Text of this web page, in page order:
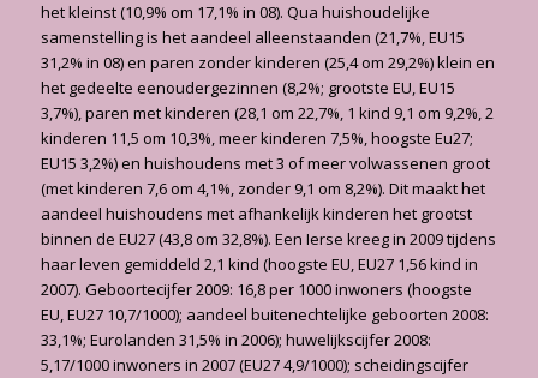
het kleinst (10,9% om 17,1% in 08). Qua huishoudelijke
samenstelling is het aandeel alleenstaanden (21,7%, EU15
31,2% in 08) en paren zonder kinderen (25,4 om 29,2%) klein en
het gedeelte eenoudergezinnen (8,2%; grootste EU, EU15
3,7%), paren met kinderen (28,1 om 22,7%, 1 kind 9,1 om 9,2%, 2
kinderen 11,5 om 10,3%, meer kinderen 7,5%, hoogste Eu27;
EU15 3,2%) en huishoudens met 3 of meer volwassenen groot
(met kinderen 7,6 om 4,1%, zonder 9,1 om 8,2%). Dit maakt het
aandeel huishoudens met afhankelijk kinderen het grootst
binnen de EU27 (43,8 om 32,8%). Een Ierse kreeg in 2009 tij­dens
haar leven gemiddeld 2,1 kind (hoogste EU, EU27 1,56 kind in
2007). Geboortecijfer 2009: 16,8 per 1000 inwoners (hoogste
EU, EU27 10,7/1000); aandeel buitenechtelijke geboorten 2008:
33,1%; Eurolanden 31,5% in 2006); huwelijkscijfer 2008:
5,17/1000 inwoners in 2007 (EU27 4,9/1000); scheidingscijfer